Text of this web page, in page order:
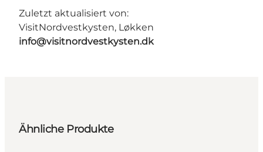
Zuletzt aktualisiert von:
VisitNordvestkysten, Løkken
info@visitnordvestkysten.dk
Ähnliche Produkte